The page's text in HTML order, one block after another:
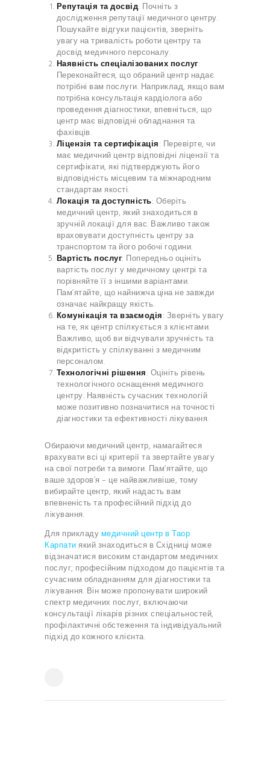
Репутація та досвід: Почніть з
дослідження репутації медичного центру.
Пошукайте відгуки пацієнтів, зверніть
увагу на тривалість роботи центру та
досвід медичного персоналу.
Наявність спеціалізованих послуг:
Переконайтеся, що обраний центр надає
потрібні вам послуги. Наприклад, якщо вам
потрібна консультація кардіолога або
проведення діагностики, впевніться, що
центр має відповідні обладнання та
фахівців.
Ліцензія та сертифікація: Перевірте, чи
має медичний центр відповідні ліцензії та
сертифікати, які підтверджують його
відповідність місцевим та міжнародним
стандартам якості.
Локація та доступність: Оберіть
медичний центр, який знаходиться в
зручній локації для вас. Важливо також
враховувати доступність центру за
транспортом та його робочі години.
Вартість послуг: Попередньо оцініть
вартість послуг у медичному центрі та
порівняйте її з іншими варіантами.
Пам’ятайте, що найнижча ціна не завжди
означає найкращу якість.
Комунікація та взаємодія: Зверніть увагу
на те, як центр спілкується з клієнтами.
Важливо, щоб ви відчували зручність та
відкритість у спілкуванні з медичним
персоналом.
Технологічні рішення: Оцініть рівень
технологічного оснащення медичного
центру. Наявність сучасних технологій
може позитивно позначитися на точності
діагностики та ефективності лікування.
Обираючи медичний центр, намагайтеся
врахувати всі ці критерії та звертайте увагу
на свої потреби та вимоги. Пам’ятайте, що
ваше здоров’я – це найважливіше, тому
вибирайте центр, який надасть вам
впевненість та професійний підхід до
лікування.
Для прикладу медичний центр в Таор
Карпатиякий знаходиться в Східниці може
відзначатися високим стандартом медичних
послуг, професійним підходом до пацієнтів та
сучасним обладнанням для діагностики та
лікування. Він може пропонувати широкий
спектр медичних послуг, включаючи
консультації лікарів різних спеціальностей,
профілактичні обстеження та індивідуальний
підхід до кожного клієнта.